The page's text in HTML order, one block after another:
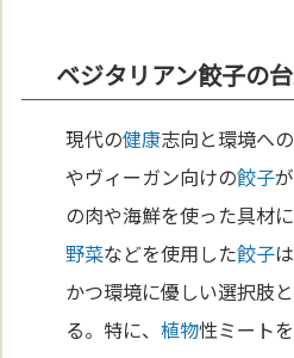
ベジタリアン餃子の
現代の健康志向と環境へ
やヴィーガン向けの餃子
の肉や海鮮を使った具材に
野菜などを使用した餃子
かつ環境に優しい選択肢
る。特に、植物性ミート